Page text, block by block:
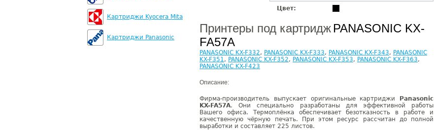
Картриджи Kyocera Mita
Картриджи Panasonic
Цвет:
Принтеры под картридж PANASONIC KX-
FA57A
PANASONIC KX-F332, PANASONIC KX-F333, PANASONIC KX-F343, PANASONIC
KX-F351, PANASONIC KX-F352, PANASONIC KX-F353, PANASONIC KX-F363,
PANASONIC KX-F423
Описание:
Фирма-производитель выпускает оригинальные картриджи
Panasonic
KX-FA57A. Они специально разработаны для эффективной работы
Вашего офиса. Термоплёнка обеспечивает безотказность в работе и
качественную чёрную печать. При этом ресурс рассчитан до полной
выработки и составляет 225 листов.